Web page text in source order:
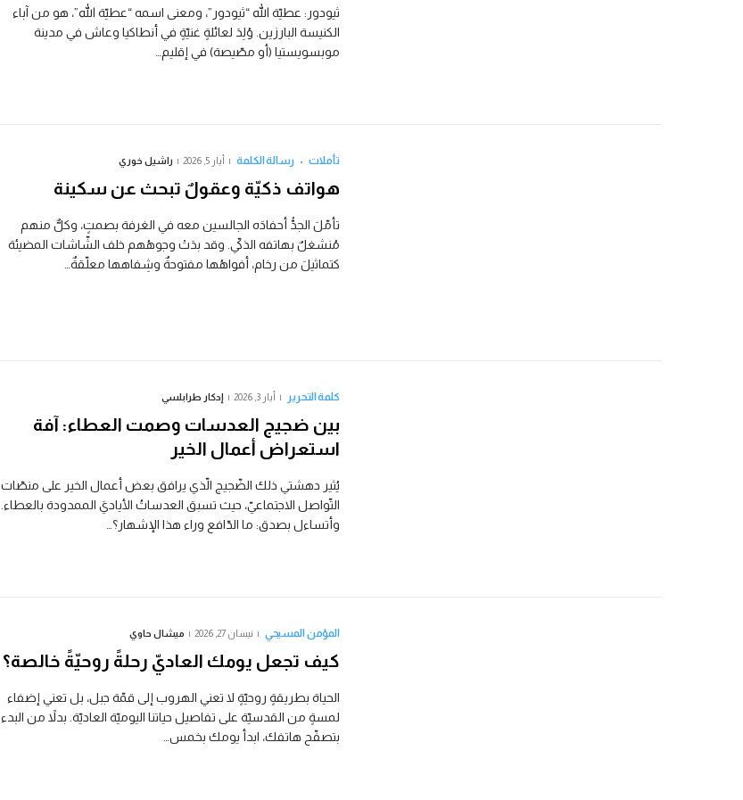
ثيودور: عطيّة الله “ثيودور”، ومعنى اسمه “عطيّة الله”، هو من آباء
الكنيسة البارزين. وُلِدَ لعائلةٍ غنيّةٍ في أنطاكيا وعاش في مدينة
موبسويستيا (أو مصّيصة) في إقليم…
تأملات رسالة الكلمة أيار 5, 2026 راشيل خوري
هواتف ذكيّة وعقولٌ تبحث عن سكينة
تأمّلَ الجدُّ أحفادَه الجالسين معه في الغرفة بصمتٍ، وكلٌّ منهم
مُنشغلٌ بهاتفه الذكيّ. وقد بدَتْ وجوهُهم خلف الشّاشات المضيئة
كتماثيلَ من رخام، أفواهُها مفتوحةٌ وشِفاهها معلّقةٌ…
كلمة التحرير أيار 3, 2026 إدكار طرابلسي
بين ضجيج العدسات وصمت العطاء: آفة
استعراض أعمال الخير
يُثير دهشتي ذلك الضّجيج الّذي يرافق بعض أعمال الخير على منصّات
التّواصل الاجتماعيّ، حيث تسبق العدساتُ الأياديَ الممدودة بالعطاء.
وأتساءل بصدق: ما الدّافع وراء هذا الإشهار؟…
المؤمن المسيحي نيسان 27, 2026 ميشال حاوي
كيف تجعل يومك العاديّ رحلةً روحيّةً خالصة؟
الحياة بطريقةٍ روحيّةٍ لا تعني الهروب إلى قمّة جبل، بل تعني إضفاء
لمسةٍ من القدسيّة على تفاصيل حياتنا اليوميّة العاديّة. بدلاً من البدء
بتصفّح هاتفك، ابدأ يومك بخمس…